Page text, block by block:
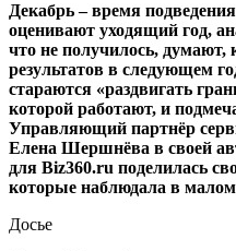
Декабрь – время
оценивают уходящий год,
что не получилось, думают,
результатов в следующем
стараются «раздвигать
которой работают, и
Управляющий партнёр
Елена Шершнёва в своей
для Biz360.ru поделилась
которые наблюдала в малом
Досье